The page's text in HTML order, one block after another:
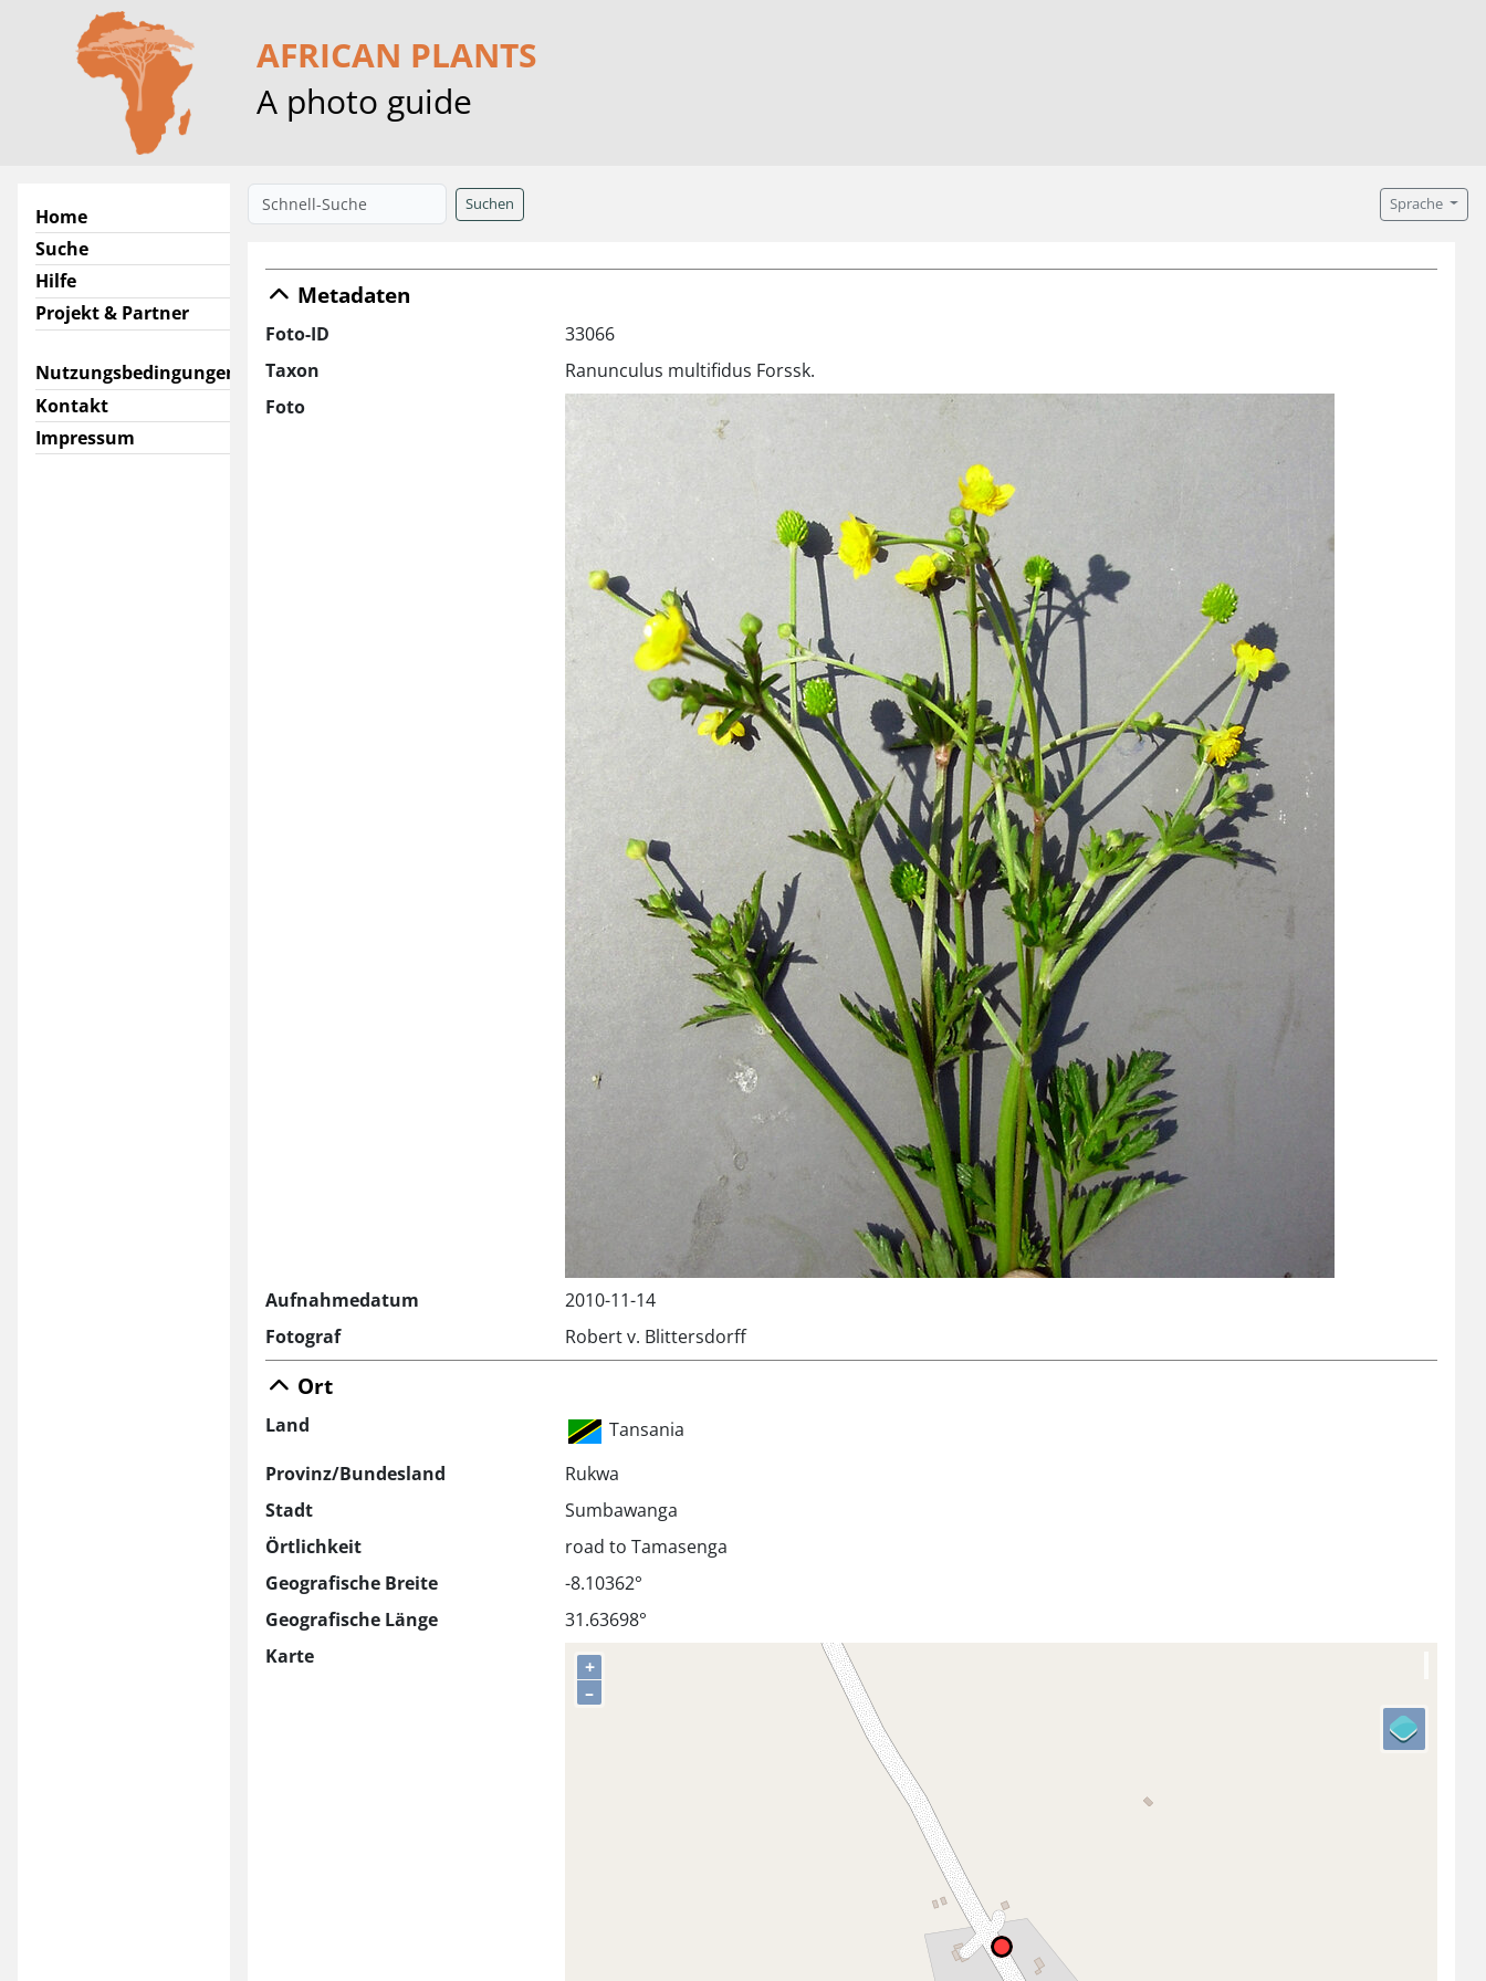
AFRICAN PLANTS
A photo guide
Home
Suche
Hilfe
Projekt & Partner
Nutzungsbedingungen
Kontakt
Impressum
Suchen Sprache
Metadaten
Foto-ID
33066
Taxon
Ranunculus multifidus Forssk.
Foto
Aufnahmedatum
2010-11-14
Fotograf
Robert v. Blittersdorff
Ort
Land
Tansania
Provinz/Bundesland
Rukwa
Stadt
Sumbawanga
Örtlichkeit
road to Tamasenga
Geografische Breite
-8.10362°
Geografische Länge
31.63698°
Karte
+
–